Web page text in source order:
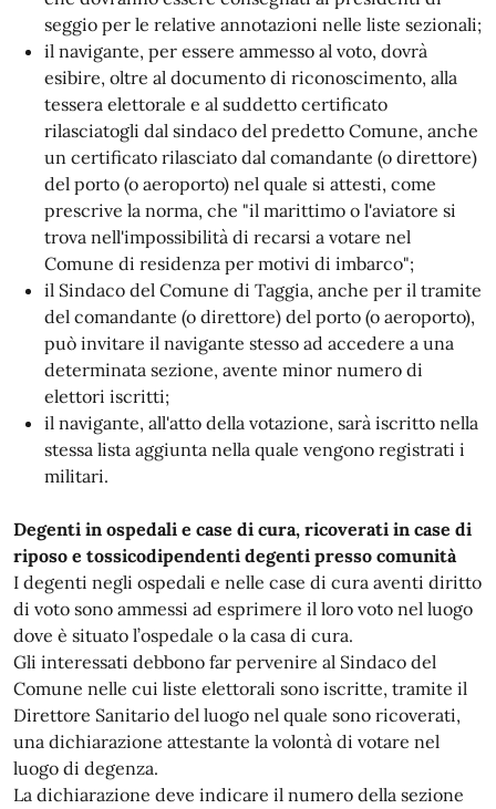
seggio per le relative annotazioni nelle liste sezionali;
il navigante, per essere ammesso al voto, dovrà
esibire, oltre al documento di riconoscimento, alla
tessera elettorale e al suddetto certificato
rilasciatogli dal sindaco del predetto Comune, anche
un certificato rilasciato dal comandante (o direttore)
del porto (o aeroporto) nel quale si attesti, come
prescrive la norma, che "il marittimo o l'aviatore si
trova nell'impossibilità di recarsi a votare nel
Comune di residenza per motivi di imbarco";
il Sindaco del Comune di Taggia, anche per il tramite
del comandante (o direttore) del porto (o aeroporto),
può invitare il navigante stesso ad accedere a una
determinata sezione, avente minor numero di
elettori iscritti;
il navigante, all'atto della votazione, sarà iscritto nella
stessa lista aggiunta nella quale vengono registrati i
militari.
Degenti in ospedali e case di cura, ricoverati in case di
riposo e tossicodipendenti degenti presso comunità
I degenti negli ospedali e nelle case di cura aventi diritto
di voto sono ammessi ad esprimere il loro voto nel luogo
dove è situato l’ospedale o la casa di cura.
Gli interessati debbono far pervenire al Sindaco del
Comune nelle cui liste elettorali sono iscritte, tramite il
Direttore Sanitario del luogo nel quale sono ricoverati,
una dichiarazione attestante la volontà di votare nel
luogo di degenza.
La dichiarazione deve indicare il numero della sezione